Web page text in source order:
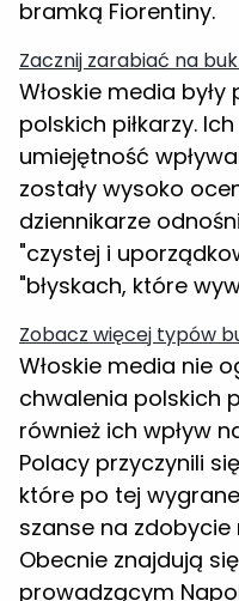
bramką Fiorentiny.
Zacznij zarabiać na
Włoskie media
polskich piłkarzy.
umiejętność
zostały wysoko
dziennikarze
"czystej i
"błyskach, które
Zobacz więcej typów
Włoskie media nie
chwalenia polskich
również ich wpływ
Polacy przyczynili
które po tej
szanse na zdobycie
Obecnie znajdują
prowadzącym